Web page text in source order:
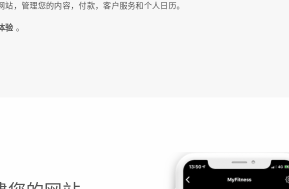
，管理您的内容，付款，客户服务和个人日历。
验。